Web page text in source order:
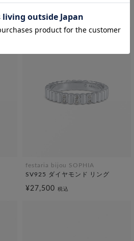
¥66,000税込
festaria bijou SOPHIA
SV925 ダイヤモンド リング
¥27,500 税込